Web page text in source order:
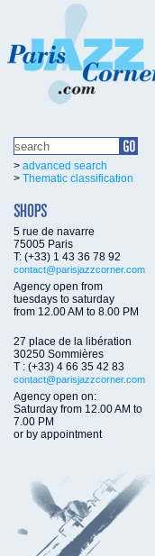
> advanced search
> Thematic classification
5 rue de navarre
75005 Paris
T: (+33) 1 43 36 78 92
contact@parisjazzcorner.com
Agency open from
tuesdays to saturday
from 12.00 AM to 8.00 PM
27 place de la libération
30250 Sommières
T : (+33) 4 66 35 42 83
contact@parisjazzcorner.com
Agency open on:
Saturday from 12.00 AM to
7.00 PM
or by appointment